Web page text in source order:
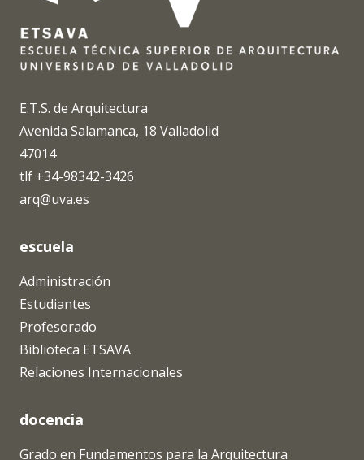
E.T.S. de Arquitectura
Avenida Salamanca, 18 Valladolid
47014
tlf +34-98342-3426
arq@uva.es
escuela
Administración
Estudiantes
Profesorado
Biblioteca ETSAVA
Relaciones Internacionales
docencia
Grado en Fundamentos para la Arquitectura